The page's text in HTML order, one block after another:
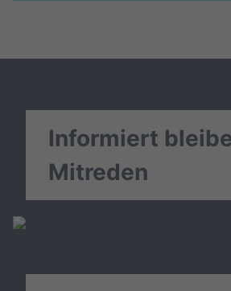
Informiert
Mitreden